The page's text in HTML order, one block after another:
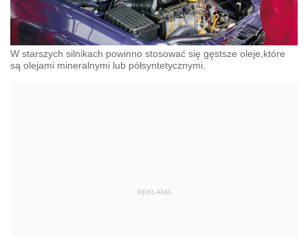
W starszych silnikach powinno stosować się gęstsze oleje,które
są olejami mineralnymi lub półsyntetycznymi.